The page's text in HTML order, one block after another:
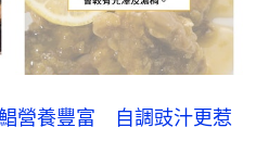
營養豐富　自調豉汁更惹